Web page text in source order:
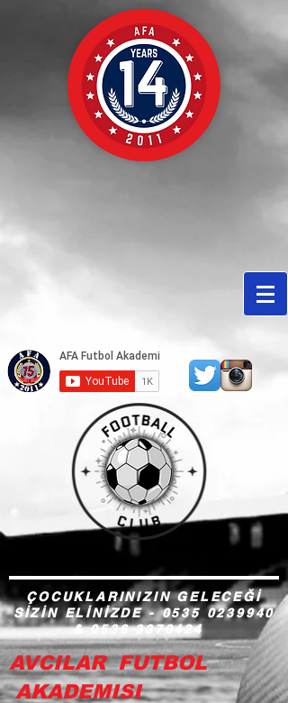
ÇOCUKLARINIZIN GELECEĞİ
SİZİN ELİNİZDE -0535 0239940
&0538 3370424
AVCILAR FUTBOL
AKADEMISI